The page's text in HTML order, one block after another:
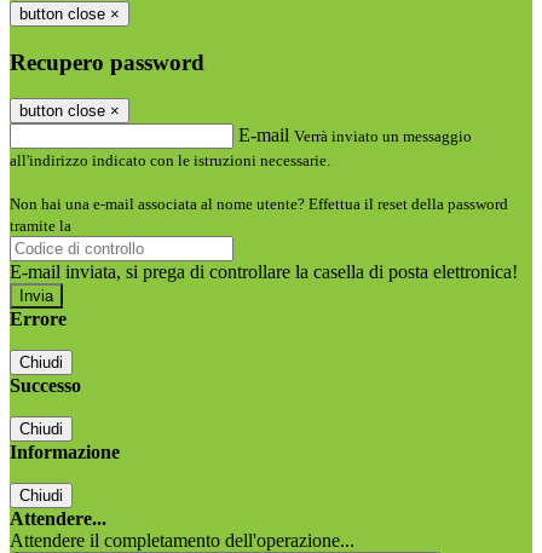
button close ×
Recupero password
button close ×
E-mail Verrà inviato un messaggio
all'indirizzo indicato con le istruzioni necessarie.
Non hai una e-mail associata al nome utente? Effettua il reset della password
tramite la
E-mail inviata, si prega di controllare la casella di posta elettronica!
Errore
Chiudi
Successo
Chiudi
Informazione
Chiudi
Attendere...
Attendere il completamento dell'operazione...